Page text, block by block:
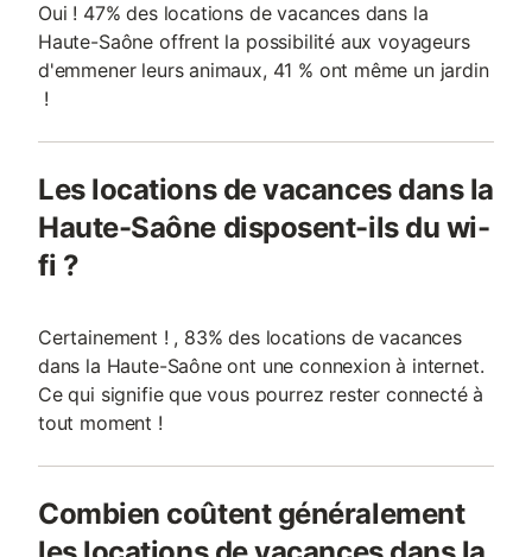
Oui ! 47% des locations de vacances dans la
Haute-Saône offrent la possibilité aux voyageurs
d'emmener leurs animaux, 41 % ont même un jardin
!
Les locations de vacances dans la
Haute-Saône disposent-ils du wi-
fi ?
Certainement ! , 83% des locations de vacances
dans la Haute-Saône ont une connexion à internet.
Ce qui signifie que vous pourrez rester connecté à
tout moment !
Combien coûtent généralement